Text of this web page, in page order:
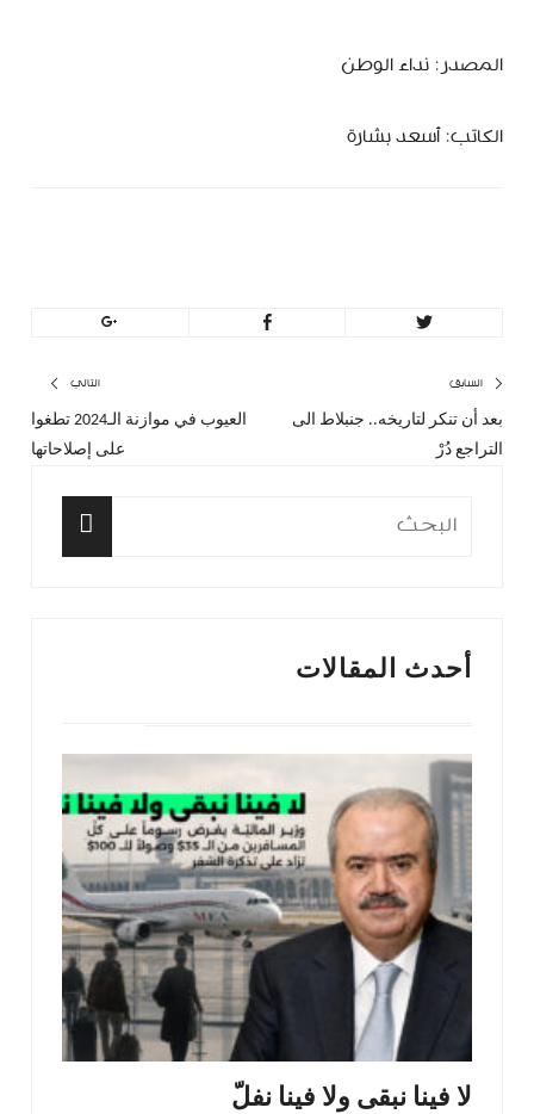
المصدر: نداء الوطن
الكاتب: أسعد بشارة
تصفّح
المقالات
السابق
المقال
بعد أن تنكر لتاريخه.. جنبلاط الى
التراجع دُرْ
التالي
العيوب في موازنة الـ2024 تطغوا
على إصلاحاتها
البحث
أحدث المقالات
لا فينا نبقى ولا فينا نفلّ